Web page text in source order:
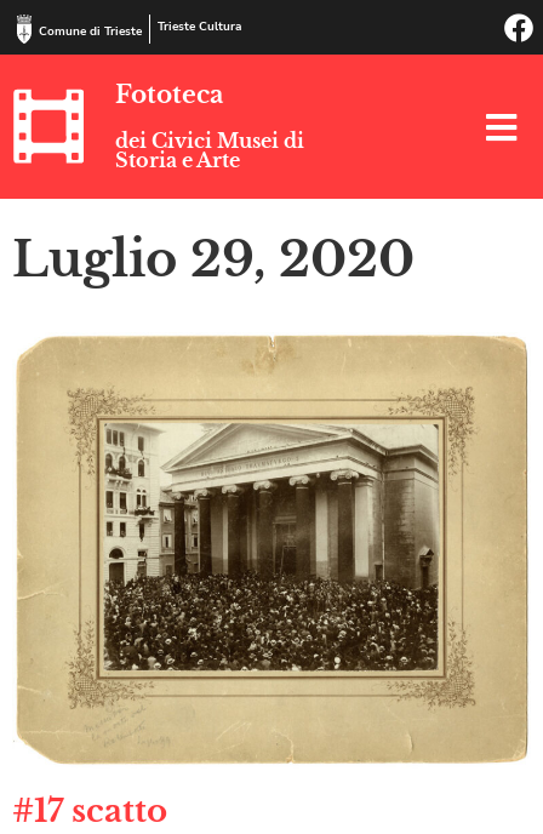
Comune di Trieste Trieste Cultura
Fototeca
dei Civici Musei di
Storia e Arte
Luglio 29, 2020
#17 scatto